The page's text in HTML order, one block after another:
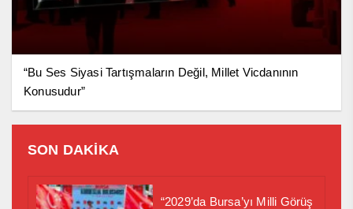
“Bu Ses Siyasi Tartışmaların Değil, Millet Vicdanının
Konusudur”
SON DAKİKA
“2029’da Bursa’yı Milli Görüş